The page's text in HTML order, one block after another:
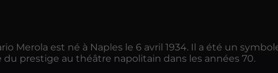
Merola est né à Naples le 6 avril 1934. Il a été un
prestige au théâtre napolitain dans les années 70.